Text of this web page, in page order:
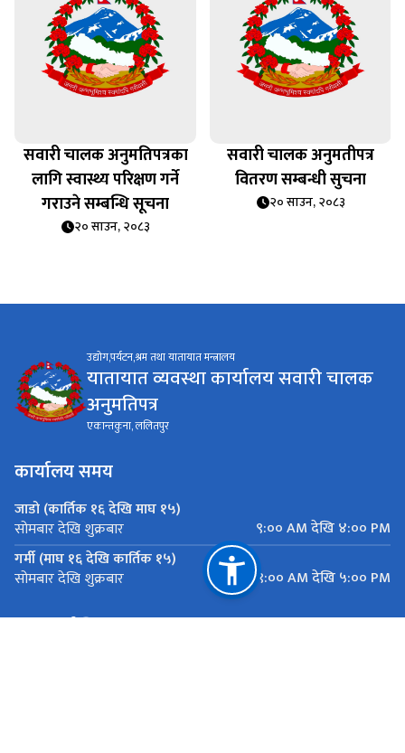
सवारी चालक अनुमतिपत्रका
लागि स्वास्थ्य परिक्षण गर्ने
गराउने सम्बन्धि सूचना
२० साउन, २०८३
सवारी चालक अनुमतीपत्र
वितरण सम्बन्धी सुचना
२० साउन, २०८३
उद्योग,पर्यटन,श्रम तथा यातायात मन्त्रालय
यातायात व्यवस्था कार्यालय सवारी चालक
अनुमतिपत्र
एकान्तकुना, ललितपुर
कार्यालय समय
जाडो (कार्तिक १६ देखि माघ १५)
सोमबार देखि शुक्रबार
९:०० AM देखि ४:०० PM
गर्मी (माघ १६ देखि कार्तिक १५)
सोमबार देखि शुक्रबार ९:०० AM देखि ५:०० PM
महत्त्वपूर्ण लिङ्कहरू